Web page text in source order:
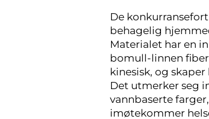
De
behagelig
Materialet har en
bomull-linnen
kinesisk, og
Det utmerker seg
vannbaserte
imøtekommer